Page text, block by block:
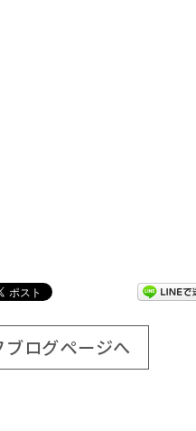
ブログページへ